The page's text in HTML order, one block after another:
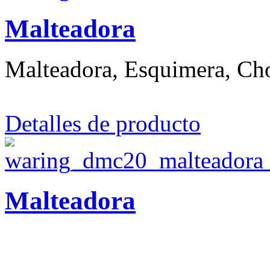
Malteadora
Malteadora, Esquimera,
Detalles de producto
Malteadora